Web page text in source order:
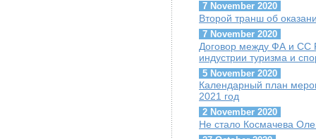
7 November 2020
Второй транш об
7 November 2020
Договор между ФА и СС
индустрии туризма и
5 November 2020
Календарный план
2021 год
2 November 2020
Не стало Космачева